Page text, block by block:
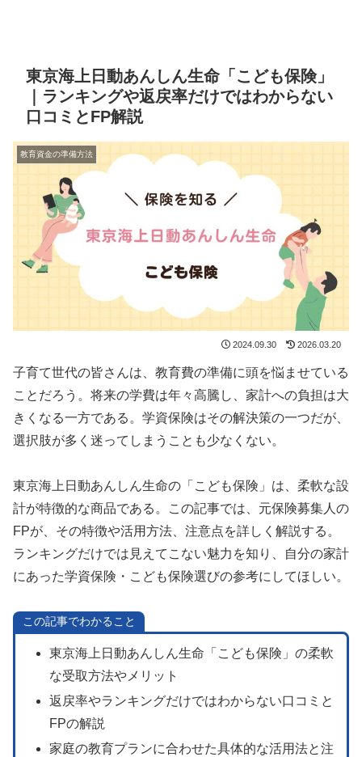
東京海上日動あんしん生命「こども保険」
｜ランキングや返戻率だけではわからない
口コミとFP解説
教育資金の準備方法
2024.09.30 2026.03.20
子育て世代の皆さんは、教育費の準備に頭を悩ませている
ことだろう。将来の学費は年々高騰し、家計への負担は大
きくなる一方である。学資保険はその解決策の一つだが、
選択肢が多く迷ってしまうことも少なくない。
東京海上日動あんしん生命の「こども保険」は、柔軟な設
計が特徴的な商品である。この記事では、元保険募集人の
FPが、その特徴や活用方法、注意点を詳しく解説する。
ランキングだけでは見えてこない魅力を知り、自分の家計
にあった学資保険・こども保険選びの参考にしてほしい。
この記事でわかること
東京海上日動あんしん生命「こども保険」の柔軟
な受取方法やメリット
返戻率やランキングだけではわからない口コミと
FPの解説
家庭の教育プランに合わせた具体的な活用法と注